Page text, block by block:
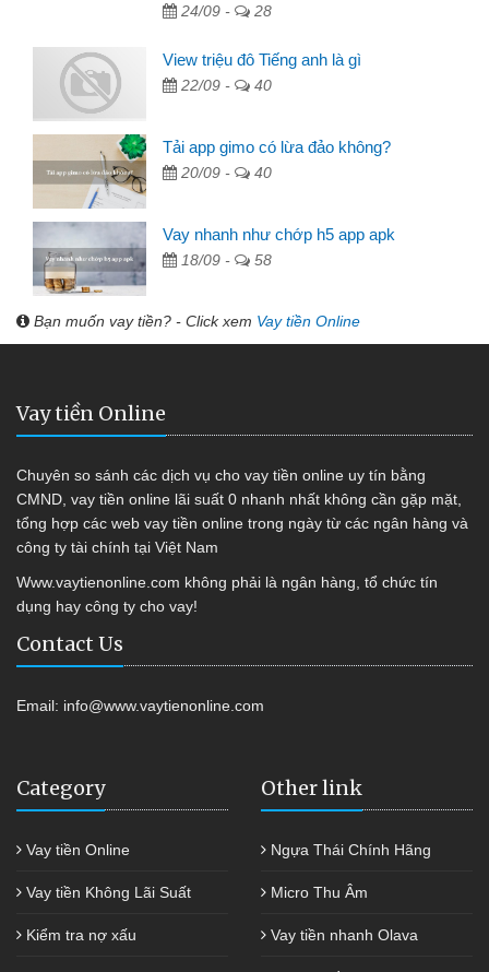
24/09 - 28
View triệu đô Tiếng anh là gì
22/09 - 40
Tải app gimo có lừa đảo không?
20/09 - 40
Vay nhanh như chớp h5 app apk
18/09 - 58
Bạn muốn vay tiền? - Click xem Vay tiền Online
Vay tiền Online
Chuyên so sánh các dịch vụ cho vay tiền online uy tín bằng
CMND, vay tiền online lãi suất 0 nhanh nhất không cần gặp mặt,
tổng hợp các web vay tiền online trong ngày từ các ngân hàng và
công ty tài chính tại Việt Nam
Www.vaytienonline.com không phải là ngân hàng, tổ chức tín
dụng hay công ty cho vay!
Contact Us
Email: info@www.vaytienonline.com
Category
Vay tiền Online
Vay tiền Không Lãi Suất
Kiểm tra nợ xấu
Other link
Ngựa Thái Chính Hãng
Micro Thu Âm
Vay tiền nhanh Olava